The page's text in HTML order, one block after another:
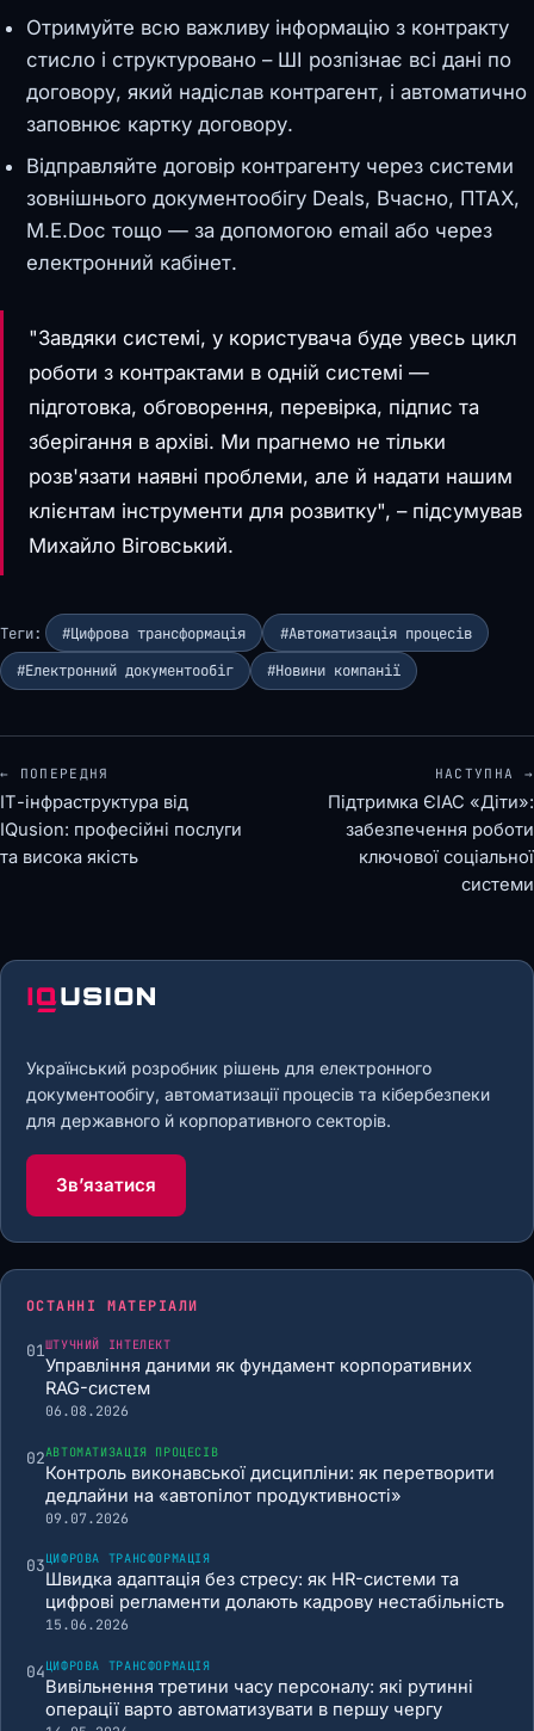
Отримуйте всю важливу інформацію з контракту
стисло і структуровано – ШІ розпізнає всі дані по
договору, який надіслав контрагент, і автоматично
заповнює картку договору.
Відправляйте договір контрагенту через системи
зовнішнього документообігу Deals, Вчасно, ПТАХ,
M.E.Doc тощо — за допомогою email або через
електронний кабінет.
"Завдяки системі, у користувача буде увесь цикл
роботи з контрактами в одній системі —
підготовка, обговорення, перевірка, підпис та
зберігання в архіві. Ми прагнемо не тільки
розв'язати наявні проблеми, але й надати нашим
клієнтам інструменти для розвитку", – підсумував
Михайло Віговський.
Теги: #Цифрова трансформація
#Автоматизація процесів
#Електронний документообіг
#Новини компанії
← ПОПЕРЕДНЯ
ІТ-інфраструктура від
IQusion: професійні послуги
та висока якість
НАСТУПНА →
Підтримка ЄІАС «Діти»:
забезпечення роботи
ключової соціальної
системи
Український розробник рішень для електронного
документообігу, автоматизації процесів та кібербезпеки
для державного й корпоративного секторів.
Звʼязатися
ОСТАННІ МАТЕРІАЛИ
01ШТУЧНИЙ ІНТЕЛЕКТ
Управління даними як фундамент корпоративних
RAG-систем
06.08.2026
02АВТОМАТИЗАЦІЯ ПРОЦЕСІВ
Контроль виконавської дисципліни: як перетворити
дедлайни на «автопілот продуктивності»
09.07.2026
03ЦИФРОВА ТРАНСФОРМАЦІЯ
Швидка адаптація без стресу: як HR-системи та
цифрові регламенти долають кадрову нестабільність
15.06.2026
04ЦИФРОВА ТРАНСФОРМАЦІЯ
Вивільнення третини часу персоналу: які рутинні
операції варто автоматизувати в першу чергу